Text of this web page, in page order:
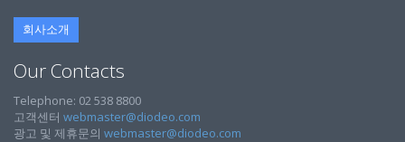
회사소개
Our Contacts
Telephone: 02 538 8800
고객센터 webmaster@diodeo.com
광고 및 제휴문의 webmaster@diodeo.com